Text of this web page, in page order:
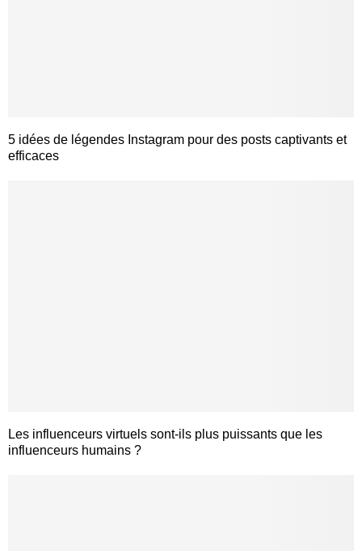
5 idées de légendes Instagram pour des posts captivants et
efficaces
Les influenceurs virtuels sont-ils plus puissants que les
influenceurs humains ?